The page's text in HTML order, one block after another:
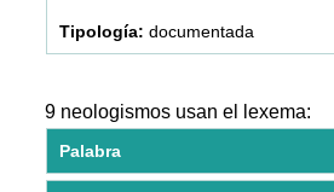
documentada
9 neologismos usan el lexema:
Palabra